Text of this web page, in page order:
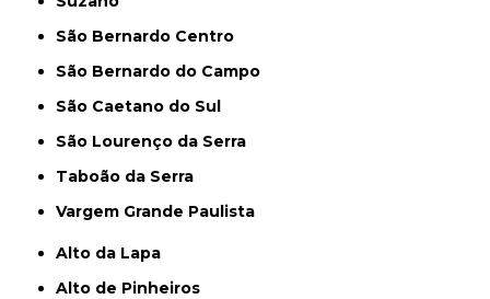
São Bernardo Centro
São Bernardo do Campo
São Caetano do Sul
São Lourenço da Serra
Taboão da Serra
Vargem Grande Paulista
Alto da Lapa
Alto de Pinheiros